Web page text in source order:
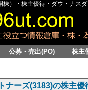
株）・株主優待・ダウ・ナス
公募・売出(PO) 株主
ナーズ(3183)の株主優